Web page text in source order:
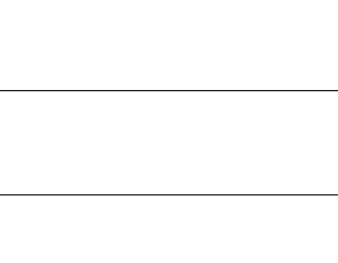
レックスです。
サ